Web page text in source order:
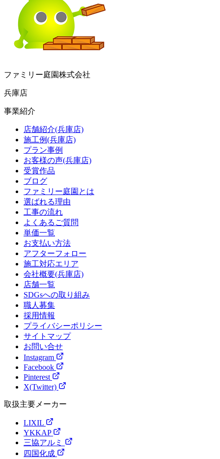
ファミリー庭園株式会社
兵庫店
事業紹介
店舗紹介(兵庫店)
施工例(兵庫店)
プラン事例
お客様の声(兵庫店)
受賞作品
ブログ
ファミリー庭園とは
選ばれる理由
工事の流れ
よくあるご質問
単価一覧
お支払い方法
アフターフォロー
施工対応エリア
会社概要(兵庫店)
店舗一覧
SDGsへの取り組み
職人募集
採用情報
プライバシーポリシー
サイトマップ
お問い合せ
Instagram
Facebook
Pinterest
X(Twitter)
取扱主要メーカー
LIXIL
YKKAP
三協アルミ
四国化成